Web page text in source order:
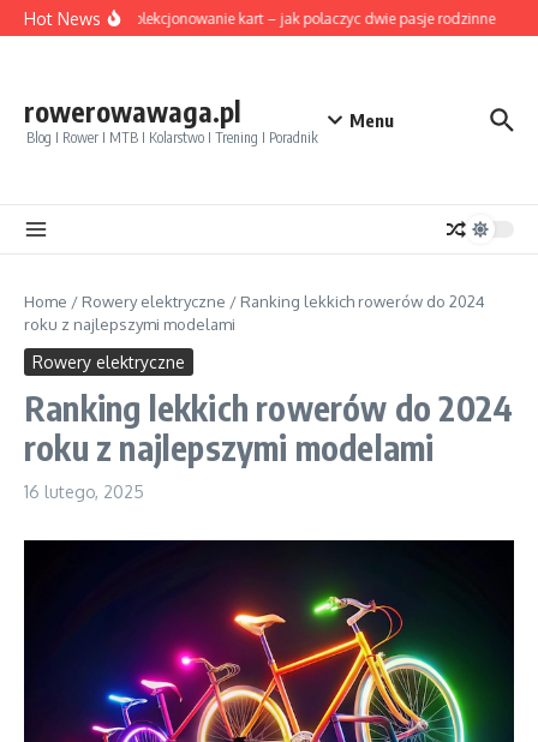
Przejdź do treści
Hot NewsRower i kolekcjonowanie kart – jak polaczyc dwie pasje rodzinne
rowerowawaga.pl
Blog I Rower I MTB I Kolarstwo I Trening I Poradnik
Menu
Home / Rowery elektryczne / Ranking lekkich rowerów do 2024
roku z najlepszymi modelami
Rowery elektryczne
Ranking lekkich rowerów do 2024
roku z najlepszymi modelami
16 lutego, 2025